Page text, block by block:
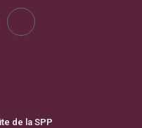
de la SPP